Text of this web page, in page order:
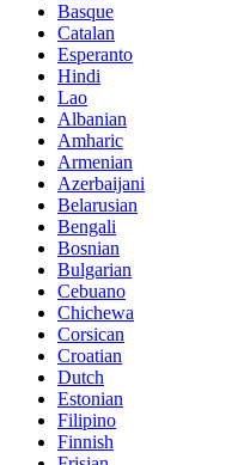
Basque
Catalan
Esperanto
Hindi
Lao
Albanian
Amharic
Armenian
Azerbaijani
Belarusian
Bengali
Bosnian
Bulgarian
Cebuano
Chichewa
Corsican
Croatian
Dutch
Estonian
Filipino
Finnish